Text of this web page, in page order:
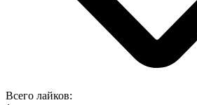
Всего лайков: